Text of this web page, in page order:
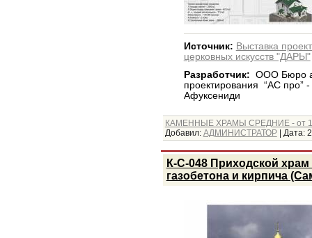
Источник: Выставка
церковных искусств "ДАРЫ"
Разработчик: ООО Бюро
проектирования “АС про”
Афуксениди
КАМЕННЫЕ ХРАМЫ СРЕДНИЕ - от
Добавил: АДМИНИСТРАТОР| Дата:
К-С-048 Приходской храм
газобетона и кирпича